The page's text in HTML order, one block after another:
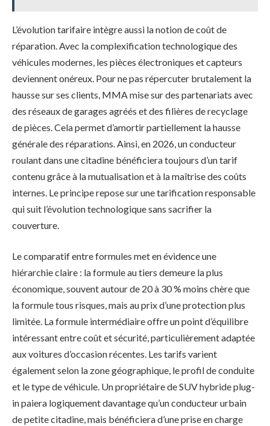
L’évolution tarifaire intègre aussi la notion de coût de
réparation. Avec la complexification technologique des
véhicules modernes, les pièces électroniques et capteurs
deviennent onéreux. Pour ne pas répercuter brutalement la
hausse sur ses clients, MMA mise sur des partenariats avec
des réseaux de garages agréés et des filières de recyclage
de pièces. Cela permet d’amortir partiellement la hausse
générale des réparations. Ainsi, en 2026, un conducteur
roulant dans une citadine bénéficiera toujours d’un tarif
contenu grâce à la mutualisation et à la maîtrise des coûts
internes. Le principe repose sur une tarification responsable
qui suit l’évolution technologique sans sacrifier la
couverture.
Le comparatif entre formules met en évidence une
hiérarchie claire : la formule au tiers demeure la plus
économique, souvent autour de 20 à 30 % moins chère que
la formule tous risques, mais au prix d’une protection plus
limitée. La formule intermédiaire offre un point d’équilibre
intéressant entre coût et sécurité, particulièrement adaptée
aux voitures d’occasion récentes. Les tarifs varient
également selon la zone géographique, le profil de conduite
et le type de véhicule. Un propriétaire de SUV hybride plug-
in paiera logiquement davantage qu’un conducteur urbain
de petite citadine, mais bénéficiera d’une prise en charge